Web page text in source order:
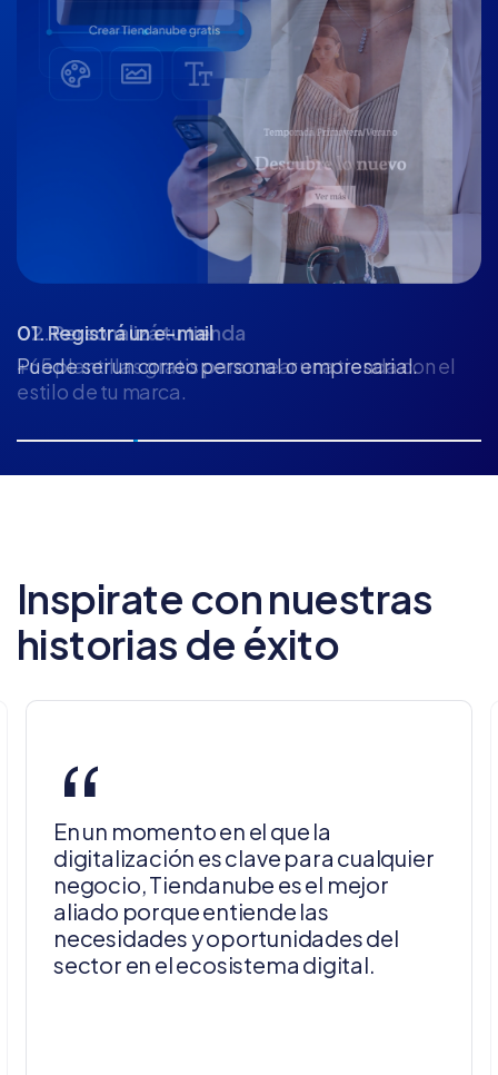
02. Personalizá tu tienda
+65 plantillas gratis para crear una tienda con el
estilo de tu marca.
Inspirate con nuestras
historias de éxito
“
En un momento en el que la
digitalización es clave para cualquier
negocio, Tiendanube es el mejor
aliado porque entiende las
necesidades y oportunidades del
sector en el ecosistema digital.